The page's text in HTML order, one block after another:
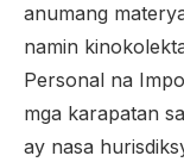
anumang
namin
Personal na
mga karapatan
ay nasa